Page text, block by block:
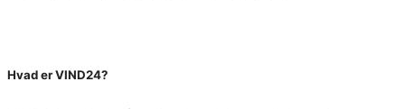
Hvad er VIND24?